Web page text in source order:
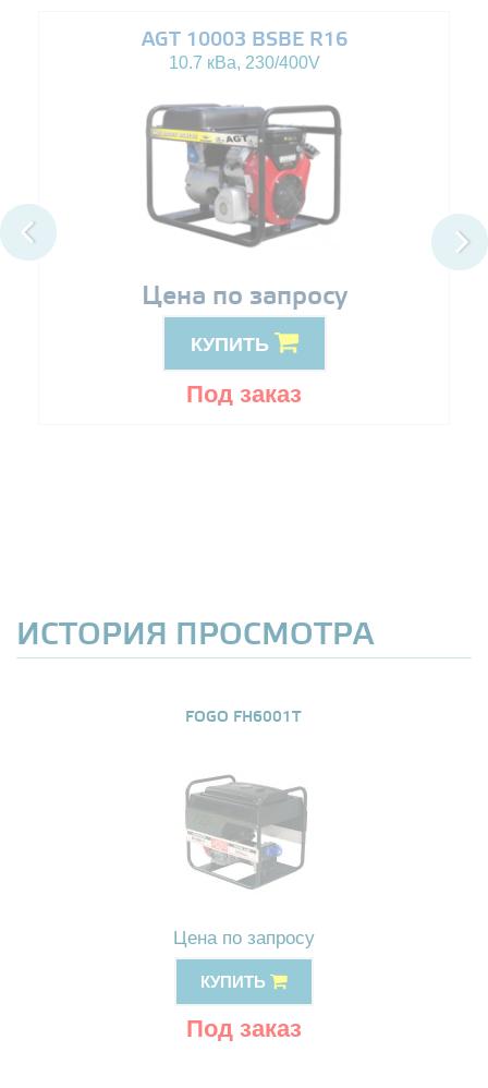
AGT 10003 BSBE R16
10.7 кВа, 230/400V
Цена по запросу
КУПИТЬ
Под заказ
ИСТОРИЯ ПРОСМОТРА
FOGO FH6001T
Цена по запросу
КУПИТЬ
Под заказ